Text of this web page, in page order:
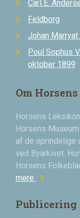
Carl E.
Feldborg
Johan
Poul Sophus
oktober 1899
Om
Horsens
Horsens
af de oprindelige
ved Byarkivet.
Horsens
mere chevron_right
Publicering